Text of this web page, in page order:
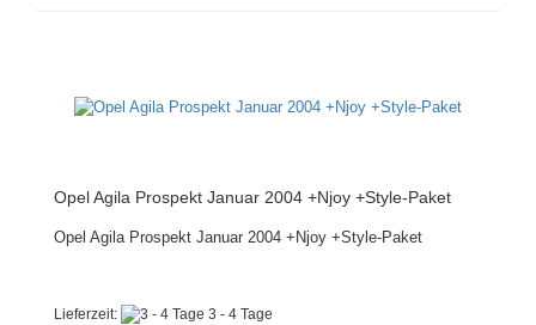
Opel Agila Prospekt Januar 2004 +Njoy +Style-Paket
Opel Agila Prospekt Januar 2004 +Njoy +Style-Paket
Lieferzeit: 3 - 4 Tage